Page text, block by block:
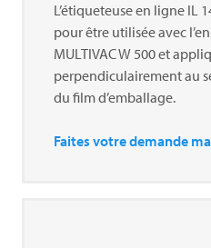
L’étiqueteuse en ligne IL
pour être utilisée avec
MULTIVACW 500 et
perpendiculairement au
du film d’emballage.
Faites votre demande